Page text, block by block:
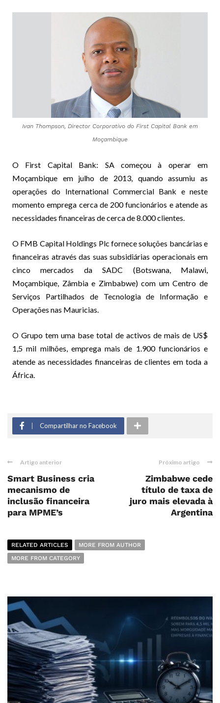
Ivan Thompson, Director Corporativo do First Capital Bank em
Moçambique
O First Capital Bank: SA começou à operar em
Moçambique em julho de 2013, quando assumiu as
operações do International Commercial Bank e neste
momento emprega cerca de 200 funcionários e atende as
necessidades financeiras de cerca de 8.000 clientes.
O FMB Capital Holdings Plc fornece soluções bancárias e
financeiras através das suas subsidiárias operacionais em
cinco mercados da SADC (Botswana, Malawi,
Moçambique, Zâmbia e Zimbabwe) com um Centro de
Serviços Partilhados de Tecnologia de Informação e
Operações nas Mauricias.
O Grupo tem uma base total de activos de mais de US$
1,5 mil milhões, emprega mais de 1.900 funcionários e
atende as necessidades financeiras de clientes em toda a
África.
Compartilhar no Facebook
Artigo anterior
Smart Business cria
mecanismo de
inclusão financeira
para MPME’s
Próximo artigo
Zimbabwe cede
título de taxa de
juro mais elevada à
Argentina
RELATED ARTICLES
MORE FROM AUTHOR
MORE FROM CATEGORY